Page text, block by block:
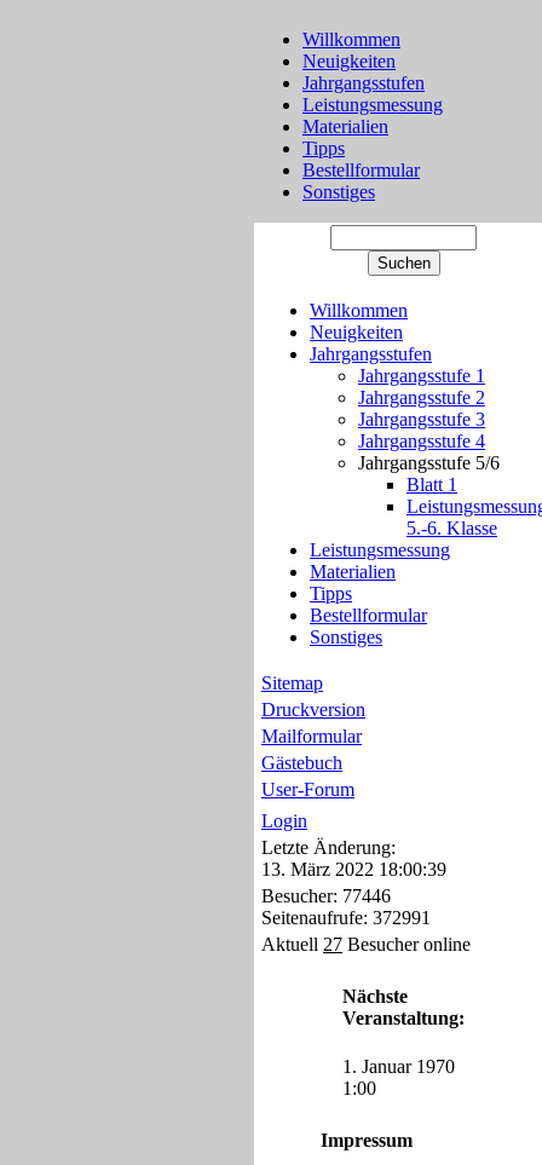
Willkommen
Neuigkeiten
Jahrgangsstufen
Leistungsmessung
Materialien
Tipps
Bestellformular
Sonstiges
Willkommen
Neuigkeiten
Jahrgangsstufen
Jahrgangsstufe 1
Jahrgangsstufe 2
Jahrgangsstufe 3
Jahrgangsstufe 4
Jahrgangsstufe 5/6
Blatt 1
5.-6. Klasse
Leistungsmessung
Materialien
Tipps
Bestellformular
Sonstiges
Sitemap
Druckversion
Mailformular
Gästebuch
User-Forum
Login
Letzte Änderung:
13. März 2022 18:00:39
Besucher: 77446
Seitenaufrufe: 372991
Aktuell 27 Besucher online
Nächste
Veranstaltung:
1. Januar 1970
1:00
Impressum